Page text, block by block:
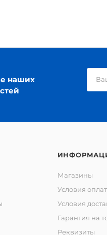
наших
Магазины
Условия
Условия
Гарантия на
Реквизиты